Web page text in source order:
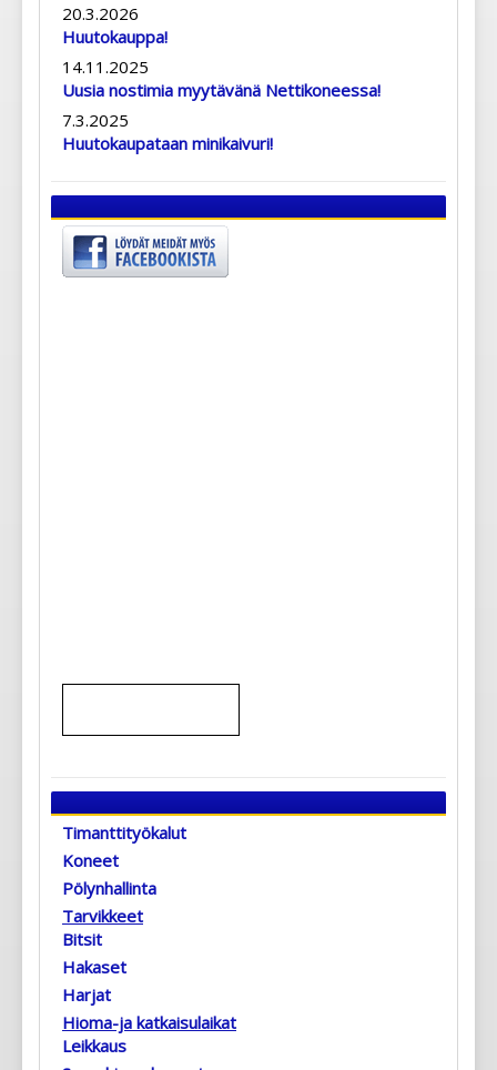
20.3.2026
Huutokauppa!
14.11.2025
Uusia nostimia myytävänä Nettikoneessa!
7.3.2025
Huutokaupataan minikaivuri!
Timanttityökalut
Koneet
Pölynhallinta
Tarvikkeet
Bitsit
Hakaset
Harjat
Hioma-ja katkaisulaikat
Leikkaus